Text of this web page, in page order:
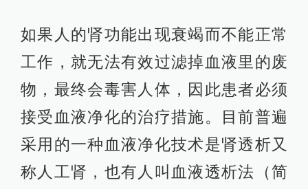
如果人的肾功能出现衰竭而不能正常
工作，就无法有效过滤掉血液里的废
物，最终会毒害人体，因此患者必须
接受血液净化的治疗措施。目前普遍
采用的一种血液净化技术是肾透析又
称人工肾，也有人叫血液透析法（简